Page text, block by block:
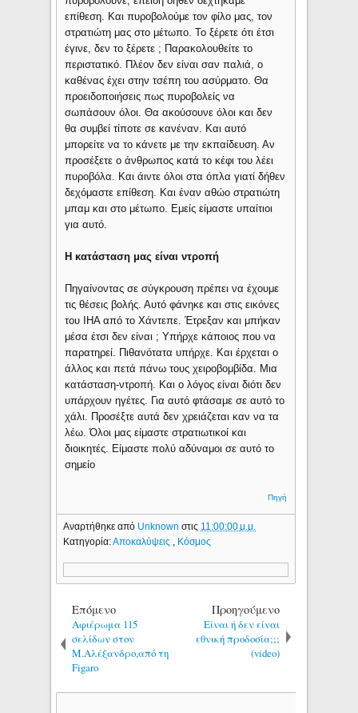
επίθεση. Και πυροβολούμε τον φίλο μας, τον
στρατιώτη μας στο μέτωπο. Το ξέρετε ότι έτσι
έγινε, δεν το ξέρετε ; Παρακολουθείτε το
περιστατικό. Πλέον δεν είναι σαν παλιά, ο
καθένας έχει στην τσέπη του ασύρματο. Θα
προειδοποιήσεις πως πυροβολείς να
σωπάσουν όλοι. Θα ακούσουνε όλοι και δεν
θα συμβεί τίποτε σε κανέναν. Και αυτό
μπορείτε να το κάνετε με την εκπαίδευση. Αν
προσέξετε ο άνθρωπος κατά το κέφι του λέει
πυροβόλα. Και άιντε όλοι στα όπλα γιατί δήθεν
δεχόμαστε επίθεση. Και έναν αθώο στρατιώτη
μπαμ και στο μέτωπο. Εμείς είμαστε υπαίτιοι
για αυτό.
Η κατάσταση μας είναι ντροπή
Πηγαίνοντας σε σύγκρουση πρέπει να έχουμε
τις θέσεις βολής. Αυτό φάνηκε και στις εικόνες
του ΙΗΑ από το Χάντεπε. Έτρεξαν και μπήκαν
μέσα έτσι δεν είναι ; Υπήρχε κάποιος που να
παρατηρεί. Πιθανότατα υπήρχε. Και έρχεται ο
άλλος και πετά πάνω τους χειροβομβίδα. Μια
κατάσταση-ντροπή. Και ο λόγος είναι διότι δεν
υπάρχουν ηγέτες. Για αυτό φτάσαμε σε αυτό το
χάλι. Προσέξτε αυτά δεν χρειάζεται καν να τα
λέω. Όλοι μας είμαστε στρατιωτικοί και
διοικητές. Είμαστε πολύ αδύναμοι σε αυτό το
σημείο
Πηγή
Αναρτήθηκε από Unknownστις 11:00:00 μ.μ.
Κατηγορία:Αποκαλύψεις Κόσμος
Επόμενο
Αφιέρωμα 115
σελίδων στον
Μ.Αλέξανδρο,από τη
Figaro
Προηγούμενο
Είναι ή δεν είναι
εθνική προδοσία;;;
(video)